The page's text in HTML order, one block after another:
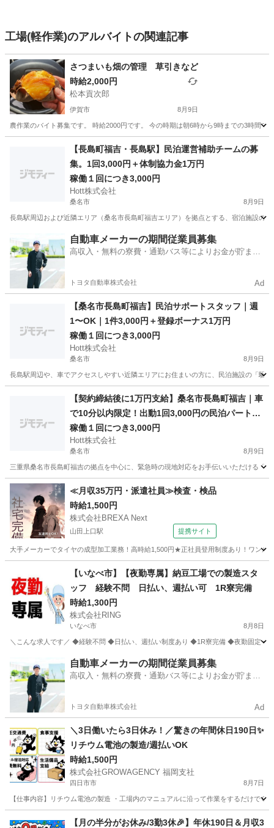
工場(軽作業)のアルバイトの関連記事
さつまいも畑の管理 草引きなど
時給2,000円
松本貢次郎
伊賀市 8月9日
農作業のバイト募集です。 時給2000円です。 今の時期は朝6時から9時までの3時間
農業 さつまいも
【長島町福吉・長島駅】民泊運営補助チームの募
集。1回3,000円＋体制協力金1万円
稼働１回につき3,000円
Hott株式会社
桑名市 8月9日
長島駅周辺および近隣エリア（桑名市長島町福吉エリア）を拠点とする、宿泊施設の
その他 宿泊施設
自動車メーカーの期間従業員募集
高収入・無料の寮費・通勤バス等によりお金が貯まり
トヨタ自動車株式会社 Ad
【桑名市長島町福吉】民泊サポートスタッフ｜週
1〜OK｜1件3,000円＋登録ボーナス1万円
稼働１回につき3,000円
Hott株式会社
桑名市 8月9日
長島駅周辺や、車でアクセスしやすい近隣エリアにお住まいの方に、民泊施設の「駆
その他 スタッフ
【契約締結後に1万円支給】桑名市長島町福吉｜車
で10分以内限定！出動1回3,000円の民泊パートナ
ー募集
稼働１回につき3,000円
Hott株式会社
桑名市 8月9日
三重県桑名市長島町福吉の拠点を中心に、緊急時の現地対応をお手伝いいただける「
三重 桑名市 その他 保健所
≪月収35万円・派遣社員≫検査・検品
時給1,500円
株式会社BREXA Next
山田上口駅 提携サイト
大手メーカーでタイヤの成型加工業務！高時給1,500円★正社員登用制度あり！ワン
山田上口駅 その他
【いなべ市】【夜勤専属】納豆工場での製造スタ
ッフ 経験不問 日払い、週払い可 1R寮完備
時給1,300円
株式会社RING
いなべ市 8月8日
＼こんな求人です／ ◆経験不問 ◆日払い、週払い制度あり ◆1R寮完備 ◆夜勤固定 ◆
工場 スタッフ
自動車メーカーの期間従業員募集
高収入・無料の寮費・通勤バス等によりお金が貯まり
トヨタ自動車株式会社 Ad
＼3日働いたら3日休み！／驚きの年間休日190日✨
リチウム電池の製造/週払いOK
時給1,500円
株式会社GROWAGENCY 福岡支社
四日市市 8月7日
【仕事内容】リチウム電池の製造 ・工場内のマニュアルに沿って作業をするだけで
工場 ピンチ
【月の半分がお休み/3勤3休🎉】年休190日＆月収3